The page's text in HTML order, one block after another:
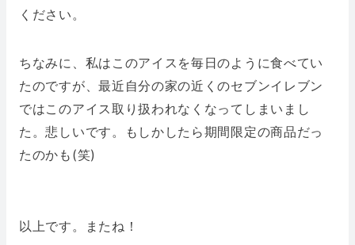
ください。
ちなみに、私はこのアイスを毎日のように食べてい
たのですが、最近自分の家の近くのセブンイレブン
ではこのアイス取り扱われなくなってしまいまし
た。悲しいです。もしかしたら期間限定の商品だっ
たのかも(笑)
以上です。またね！